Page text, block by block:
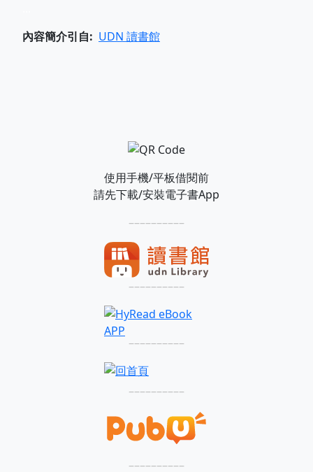
內容簡介引自
UDN 讀書館
使用手機/平板借閱前
請先下載/安裝電子書App
––––––––––
––––––––––
––––––––––
––––––––––
––––––––––